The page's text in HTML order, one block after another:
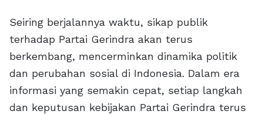
Seiring berjalannya waktu, sikap publik
terhadap Partai Gerindra akan terus
berkembang, mencerminkan dinamika politik
dan perubahan sosial di Indonesia. Dalam era
informasi yang semakin cepat, setiap langkah
dan keputusan kebijakan Partai Gerindra terus